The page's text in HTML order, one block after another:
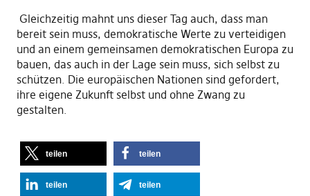
Gleichzeitig mahnt uns dieser Tag auch, dassman
bereit sein muss, demokratische Werte zu verteidigen
und an einem gemeinsamen demokratischen Europa zu
bauen, das auch in der Lage sein muss, sich selbst zu
schützen. Die europäischen Nationen sind gefordert,
ihre eigene Zukunft selbst und ohne Zwang zu
gestalten.
teilen teilen
teilen teilen